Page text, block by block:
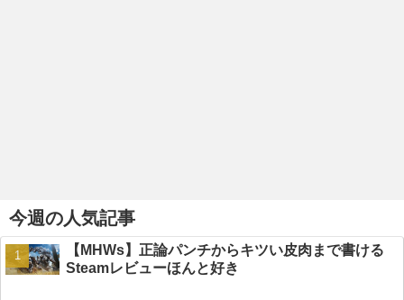
今週の人気記事
【MHWs】正論パンチからキツい皮肉まで書ける
Steamレビューほんと好き